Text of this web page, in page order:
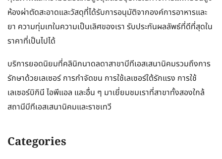
ห้องผ่าตัดสะอาดและวัสดุที่ได้รับการอนุมัติจากองค์การอาหารและ
ยา ความทุ่มเทในความเป็นเลิศของเรา รับประกันผลลัพธ์ที่ดีที่สุดใน
ราคาที่เป็นไปได้
บริการยอดนิยมที่คลินิกนาดลดาสาขาบีทีเอสเสนานิคมรวมถึงการ
รักษาด้วยเลเซอร์ การกำจัดขน การใช้เลเซอร์ใต้รักแรง การใช้
เลเซอร์บิกินี ไอพีแอล และอื่น ๆ มาเยี่ยมชมเราที่สาขาทั้งสองใกล้
สถานีบีทีเอสเสนานิคมและราชเทวี
Categories